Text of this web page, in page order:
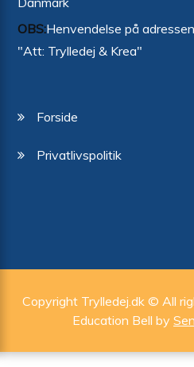
OBS:Henvendelse på
"Att: Trylledej & Krea"
Forside
Privatlivspolitik
Copyright Trylledej.dk © All
Education Bell by